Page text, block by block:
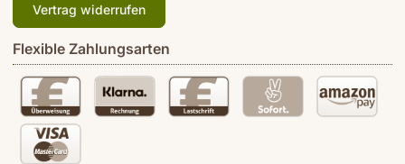
Vertrag widerrufen
Flexible Zahlungsarten